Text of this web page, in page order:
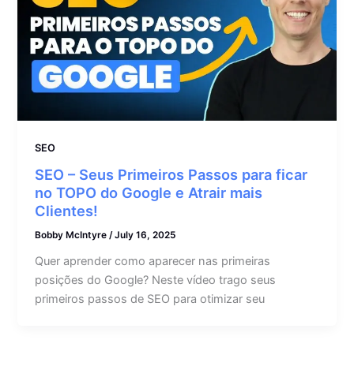
SEO
SEO – Seus Primeiros Passos para ficar
no TOPO do Google e Atrair mais
Clientes!
Bobby McIntyre/July 16, 2025
Quer aprender como aparecer nas primeiras
posições do Google? Neste vídeo trago seus
primeiros passos de SEO para otimizar seu